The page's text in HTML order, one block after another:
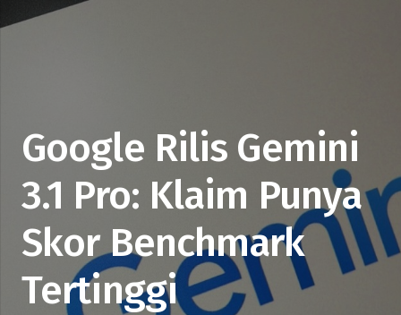
Google Rilis Gemini
3.1 Pro: Klaim Punya
Skor Benchmark
Tertinggi